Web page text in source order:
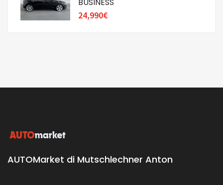
24,990€
AUTOMarket di Mutschlechner Anton